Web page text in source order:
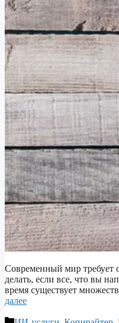
Современный мир требует
делать, если все, что вы
время существует
далее
Рубрики